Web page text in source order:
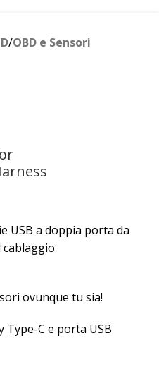
/OBD e Sensori
USB a doppia porta da
ovunque tu sia!
Type-C e porta USB